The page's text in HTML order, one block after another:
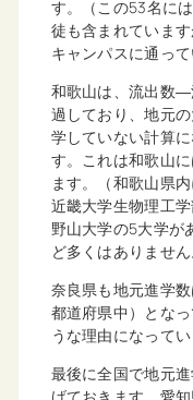
す。（この53名に
徒も含まれていま
キャンパスに通っ
和歌山は、流出数―
過しており、地元
学していない計算
す。これは和歌山
ます。（和歌山県
近畿大学生物理工
野山大学の5大学が
ど多くはありません
奈良県も地元進学数
都道府県中）とな
うな理由になってい
最後に全国で地元